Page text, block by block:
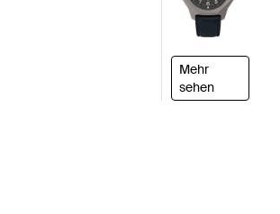
Mehr
sehen